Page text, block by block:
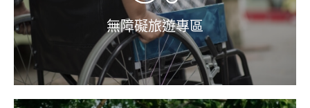
無障礙旅遊專區